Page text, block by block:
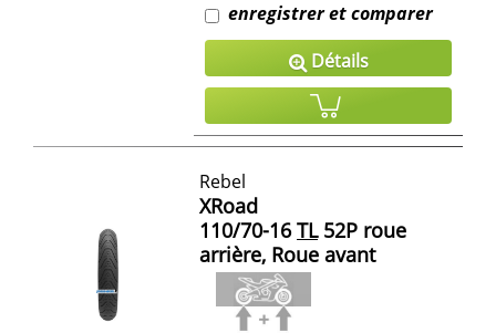
enregistrer et comparer
Détails
Rebel
XRoad
110/70-16 TL52P roue
arrière, Roue avant